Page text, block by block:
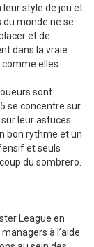
style de jeu et
du monde ne se
et de
dans la vraie
elles
sont
se concentre sur
leur astuces
bon rythme et un
et seuls
du sombrero.
League en
à l’aide